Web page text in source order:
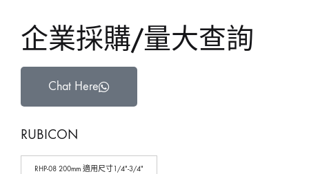
企業採購/量大查詢
Chat Here
RUBICON
RHP-08 200mm 適用尺寸1/4″-3/4″